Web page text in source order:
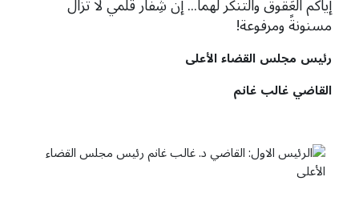
مسنونةً ومرفوعة!
رئيس مجلس القضاءالأعلى
القاضي غالب غانم